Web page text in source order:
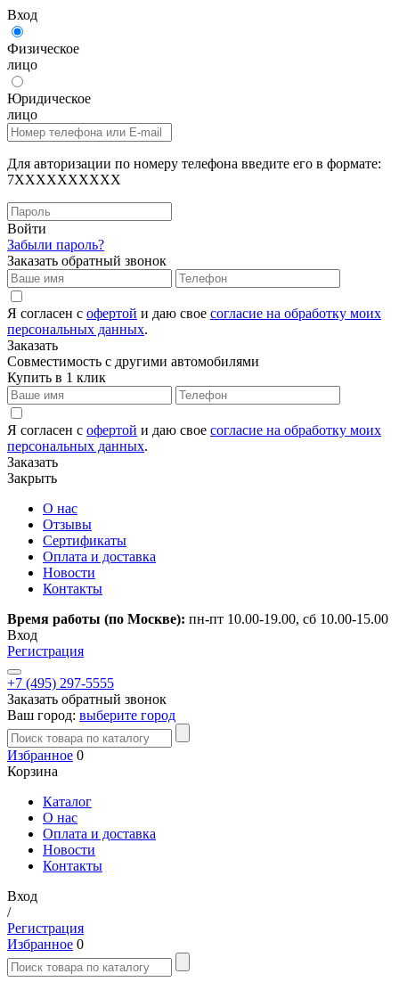
Вход
Физическое
лицо
Юридическое
лицо
Для авторизации по номеру телефона введите его в формате:
7XXXXXXXXXX
Войти
Забыли пароль?
Заказать обратный звонок
Я согласен с офертой и даю свое согласие на обработку моих
персональных данных.
Заказать
Совместимость с другими автомобилями
Купить в 1 клик
Я согласен с офертой и даю свое согласие на обработку моих
персональных данных.
Заказать
Закрыть
О нас
Отзывы
Сертификаты
Оплата и доставка
Новости
Контакты
Время работы (по Москве): пн-пт 10.00-19.00, сб 10.00-15.00
Вход
Регистрация
+7 (495) 297-5555
Заказать обратный звонок
Ваш город: выберите город
Избранное 0
Корзина
Каталог
О нас
Оплата и доставка
Новости
Контакты
Вход
/
Регистрация
Избранное 0